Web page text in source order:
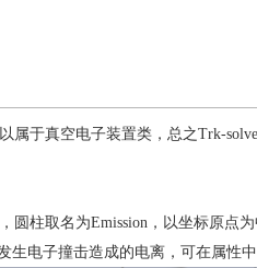
属于真空电子装置类，总之Trk-
圆柱取名为Emission，以坐标原点
生电子撞击造成的电离，可在属性